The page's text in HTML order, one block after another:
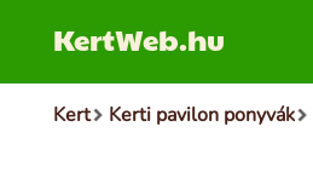
KertWeb.hu
Kert Kerti pavilon ponyvák